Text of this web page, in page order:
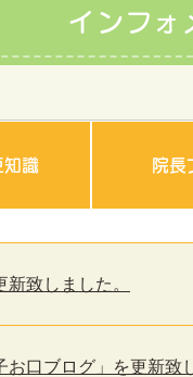
インフォ
致しました。
口ブログ」を更新致
知識 院長